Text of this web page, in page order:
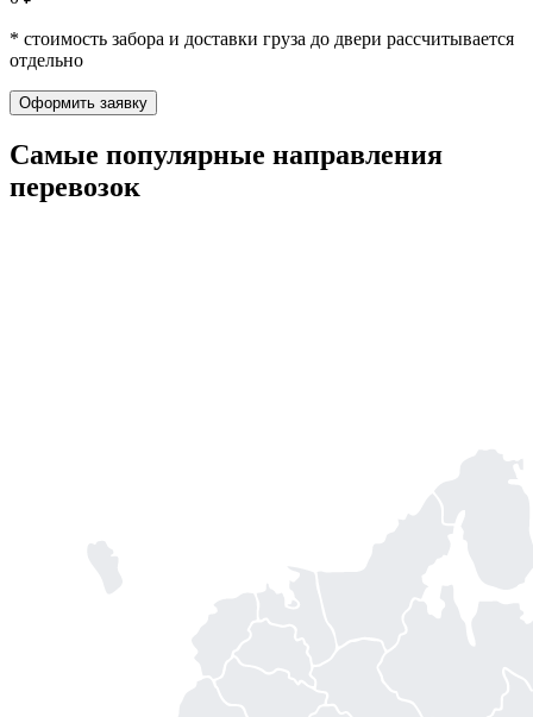
* стоимость забора и доставки груза до двери рассчитывается
отдельно
Оформить заявку
Самые популярные направления
перевозок